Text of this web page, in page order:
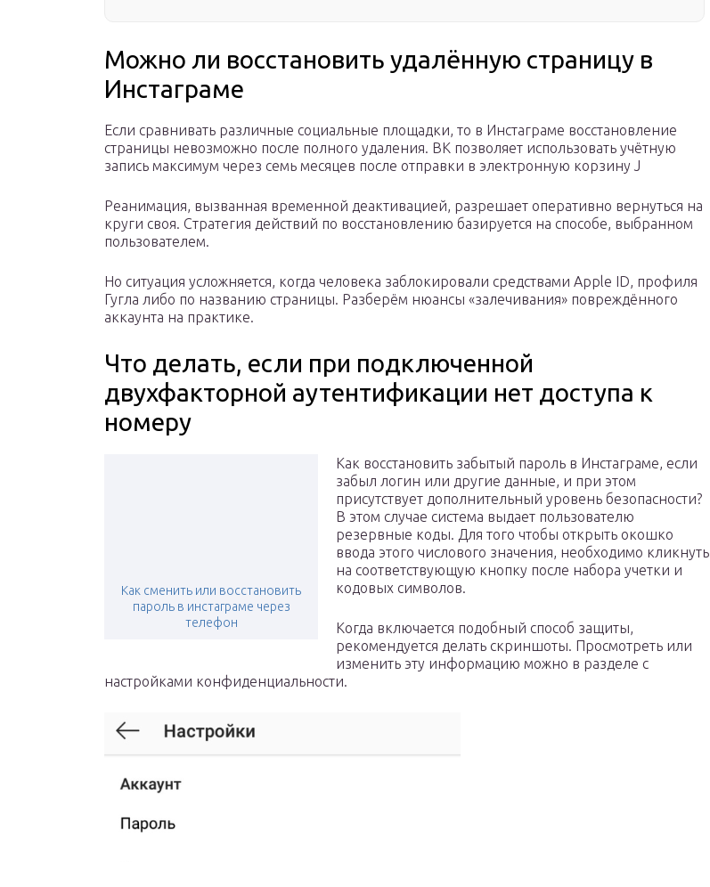
Можно ли восстановить удалённую страницу в
Инстаграме
Если сравнивать различные социальные площадки, то в Инстаграме восстановление
страницы невозможно после полного удаления. ВК позволяет использовать учётную
запись максимум через семь месяцев после отправки в электронную корзину J
Реанимация, вызванная временной деактивацией, разрешает оперативно вернуться на
круги своя. Стратегия действий по восстановлению базируется на способе, выбранном
пользователем.
Но ситуация усложняется, когда человека заблокировали средствами Apple ID, профиля
Гугла либо по названию страницы. Разберём нюансы «залечивания» повреждённого
аккаунта на практике.
Что делать, если при подключенной
двухфакторной аутентификации нет доступа к
номеру
Как сменить или восстановить
пароль в инстаграме через
телефон
Как восстановить забытый пароль в Инстаграме, если
забыл логин или другие данные, и при этом
присутствует дополнительный уровень безопасности?
В этом случае система выдает пользователю
резервные коды. Для того чтобы открыть окошко
ввода этого числового значения, необходимо кликнуть
на соответствующую кнопку после набора учетки и
кодовых символов.
Когда включается подобный способ защиты,
рекомендуется делать скриншоты. Просмотреть или
изменить эту информацию можно в разделе с
настройками конфиденциальности.